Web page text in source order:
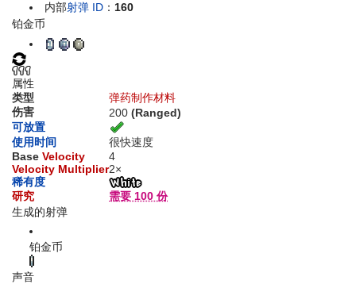
内部射弹 ID ： 160
铂金币
属性
类型
弹药制作材料
伤害
200 (Ranged)
可放置
使用时间
很快速度
Base Velocity
4
Velocity Multiplier2×
稀有度
研究
需要 100 份
生成的射弹
铂金币
声音